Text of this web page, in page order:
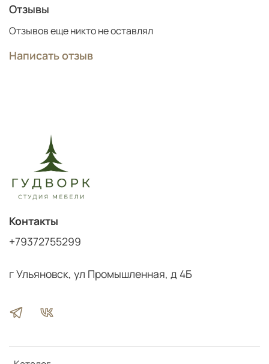
стяжками в любой конфигурации.
Отзывы
Отзывов еще никто не оставлял
Написать отзыв
Контакты
+79372755299
г Ульяновск, ул Промышленная, д 4Б